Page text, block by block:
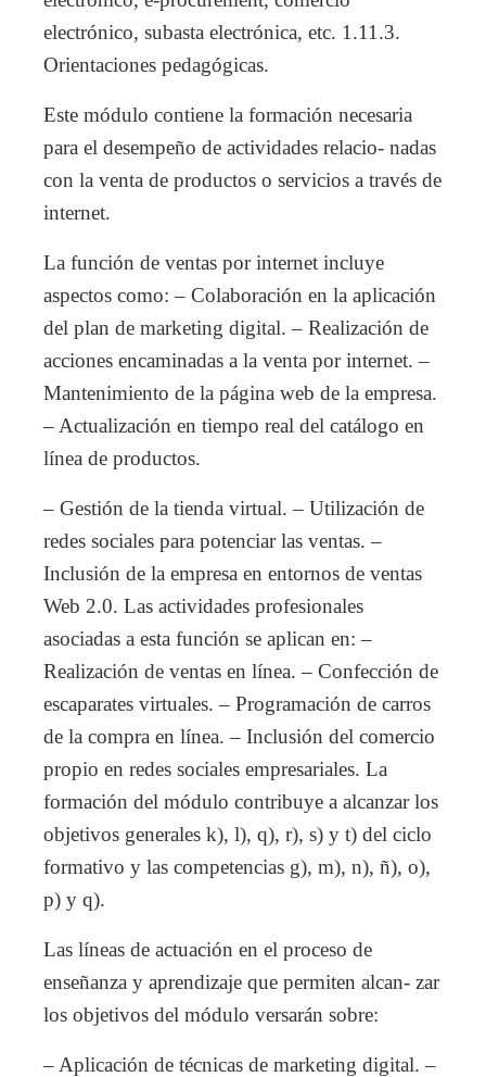
electrónico, subasta electrónica, etc. 1.11.3.
Orientaciones pedagógicas.
Este módulo contiene la formación necesaria
para el desempeño de actividades relacio- nadas
con la venta de productos o servicios a través de
internet.
La función de ventas por internet incluye
aspectos como: – Colaboración en la aplicación
del plan de marketing digital. – Realización de
acciones encaminadas a la venta por internet. –
Mantenimiento de la página web de la empresa.
– Actualización en tiempo real del catálogo en
línea de productos.
– Gestión de la tienda virtual. – Utilización de
redes sociales para potenciar las ventas. –
Inclusión de la empresa en entornos de ventas
Web 2.0. Las actividades profesionales
asociadas a esta función se aplican en: –
Realización de ventas en línea. – Confección de
escaparates virtuales. – Programación de carros
de la compra en línea. – Inclusión del comercio
propio en redes sociales empresariales. La
formación del módulo contribuye a alcanzar los
objetivos generales k), l), q), r), s) y t) del ciclo
formativo y las competencias g), m), n), ñ), o),
p) y q).
Las líneas de actuación en el proceso de
enseñanza y aprendizaje que permiten alcan- zar
los objetivos del módulo versarán sobre:
– Aplicación de técnicas de marketing digital. –